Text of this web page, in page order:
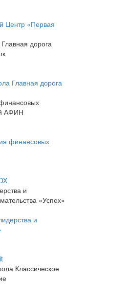
Центр «Первая
дорога
Главная дорога
АФИН
финансовых
и
«Успех»
и
Классическое